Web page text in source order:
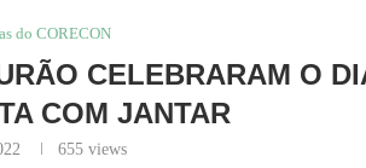
do CORECON
CELEBRARAM O
COM JANTAR
655views